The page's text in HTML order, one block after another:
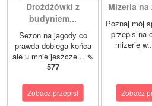
Drożdżówki z
budyniem...
Sezon na jagody co
prawda dobiega końca
ale u mnie jeszcze... ⇖
577
Zobacz przepis!
Mizeria na
Poznaj mój
przepis na
mizerię
Zobacz